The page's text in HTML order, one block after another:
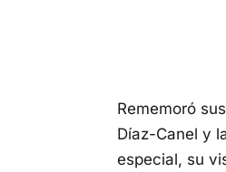
Rememoró
Díaz-Canel y
especial, su